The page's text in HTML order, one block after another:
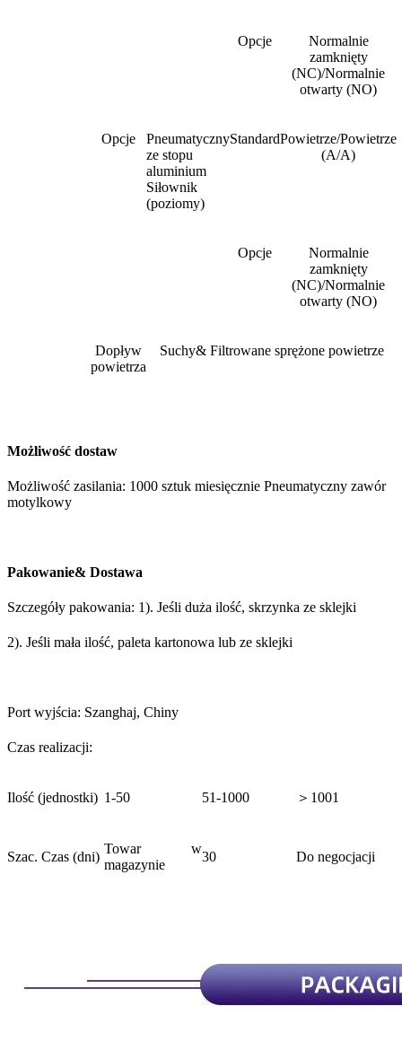
Opcje
Normalnie
zamknięty
(NC)/Normalnie
otwarty (NO)
Opcje
Pneumatyczny
ze stopu
aluminium
Siłownik
(poziomy)
StandardPowietrze/Powietrze
(A/A)
Opcje
Normalnie
zamknięty
(NC)/Normalnie
otwarty (NO)
Dopływ
powietrza
Suchy& Filtrowane sprężone powietrze
Możliwość dostaw
Możliwość zasilania: 1000 sztuk miesięcznie Pneumatyczny zawór
motylkowy
Pakowanie& Dostawa
Szczegóły pakowania: 1). Jeśli duża ilość, skrzynka ze sklejki
2). Jeśli mała ilość, paleta kartonowa lub ze sklejki
Port wyjścia: Szanghaj, Chiny
Czas realizacji:
Ilość (jednostki) 1-50 51-1000 ＞1001
Szac. Czas (dni)
Towar w
magazynie
30 Do negocjacji